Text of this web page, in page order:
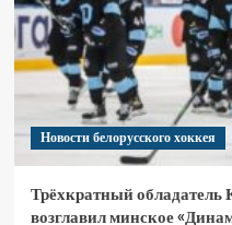
Новости белорусского хоккея
Трёхкратный
возглавил минское